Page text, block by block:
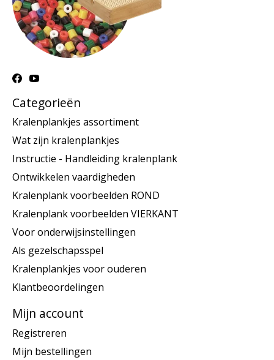
Categorieën
Kralenplankjes assortiment
Wat zijn kralenplankjes
Instructie - Handleiding kralenplank
Ontwikkelen vaardigheden
Kralenplank voorbeelden ROND
Kralenplank voorbeelden VIERKANT
Voor onderwijsinstellingen
Als gezelschapsspel
Kralenplankjes voor ouderen
Klantbeoordelingen
Mijn account
Registreren
Mijn bestellingen